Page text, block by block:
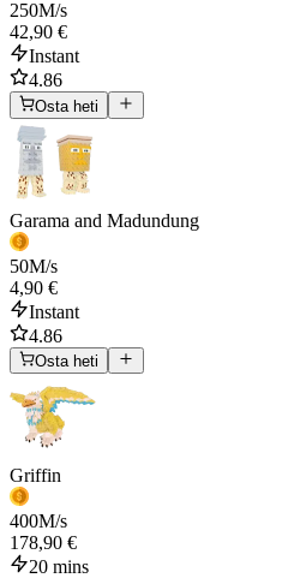
250M/s
42,90 €
Instant
4.86
Osta heti
Garama and Madundung
50M/s
4,90 €
Instant
4.86
Osta heti
Griffin
400M/s
178,90 €
20 mins